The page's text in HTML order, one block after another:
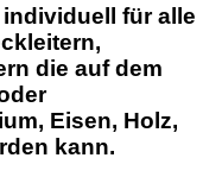
für alle
die auf dem
Eisen, Holz,
kann.